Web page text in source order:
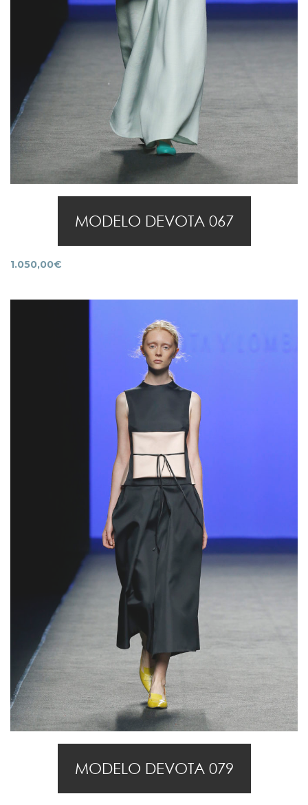
MODELO DEVOTA 067
1.050,00€
MODELO DEVOTA 079